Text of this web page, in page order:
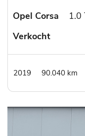
Opel Corsa
1.0
Verkocht
2019 90.040 km